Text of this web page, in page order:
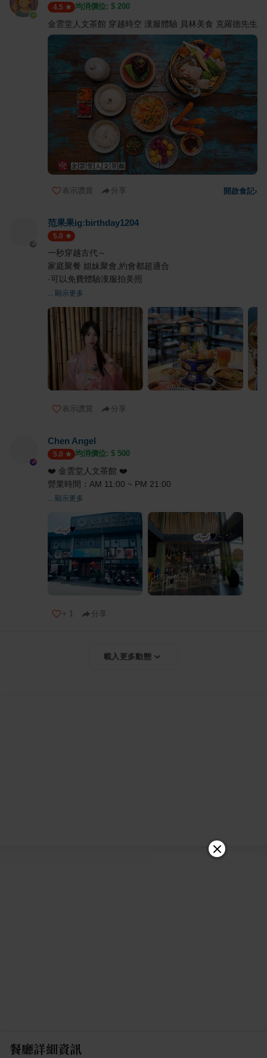
4.5 均消價位: $ 200
金雲堂人文茶館 穿越時空 漢服體驗 員林美食 克羅德先生
表示讚賞 分享 開啟食記›
范果果ig:birthday1204
5.0
一秒穿越古代～
家庭聚餐 姐妹聚會,約會都超適合
·可以免費體驗漢服拍美照
... 顯示更多
表示讚賞 分享
Chen Angel
5.0 均消價位: $ 500
❤️ 金雲堂人文茶館 ❤️
營業時間：AM 11:00 ~ PM 21:00
... 顯示更多
+ 1 分享
載入更多動態
餐廳詳細資訊